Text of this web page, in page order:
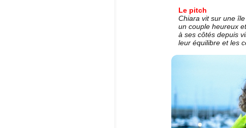
Le pitch
Chiara vit sur une
un couple heureux
à ses côtés depuis
leur équilibre et les